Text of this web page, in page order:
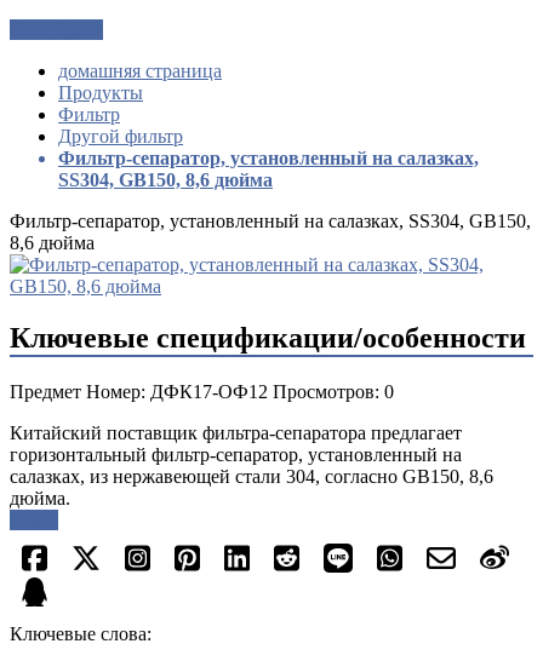
домашняя страница
Продукты
Фильтр
Другой фильтр
Фильтр-сепаратор, установленный на салазках,
SS304, GB150, 8,6 дюйма
Фильтр-сепаратор, установленный на салазках, SS304, GB150,
8,6 дюйма
Ключевые спецификации/особенности
Предмет Номер: ДФК17-ОФ12 Просмотров: 0
Китайский поставщик фильтра-сепаратора предлагает
горизонтальный фильтр-сепаратор, установленный на
салазках, из нержавеющей стали 304, согласно GB150, 8,6
дюйма.
Ключевые слова: